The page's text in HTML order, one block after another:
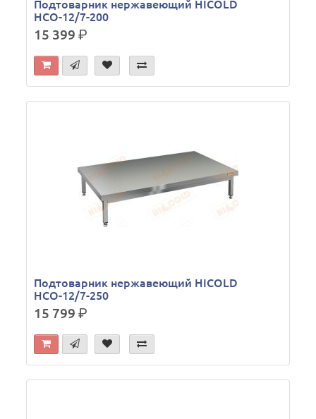
Подтоварник нержавеющий HICOLD
НСО-12/7-200
15 399р.
Подтоварник нержавеющий HICOLD
НСО-12/7-250
15 799р.